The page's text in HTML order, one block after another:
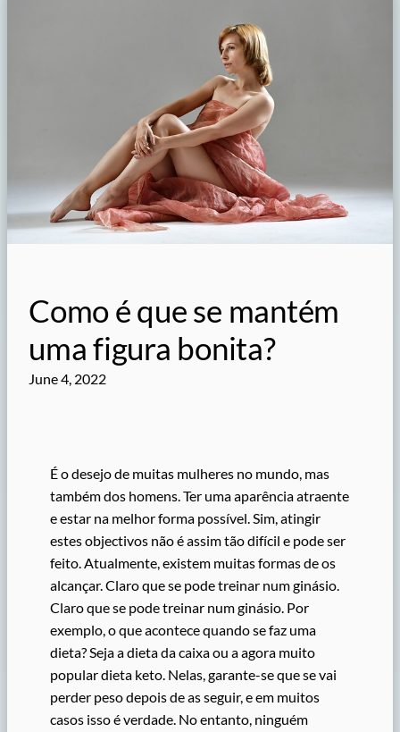
Como é que se mantém
uma figura bonita?
June 4, 2022
É o desejo de muitas mulheres no mundo, mas
também dos homens. Ter uma aparência atraente
e estar na melhor forma possível. Sim, atingir
estes objectivos não é assim tão difícil e pode ser
feito. Atualmente, existem muitas formas de os
alcançar. Claro que se pode treinar num ginásio.
Claro que se pode treinar num ginásio. Por
exemplo, o que acontece quando se faz uma
dieta? Seja a dieta da caixa ou a agora muito
popular dieta keto. Nelas, garante-se que se vai
perder peso depois de as seguir, e em muitos
casos isso é verdade. No entanto, ninguém